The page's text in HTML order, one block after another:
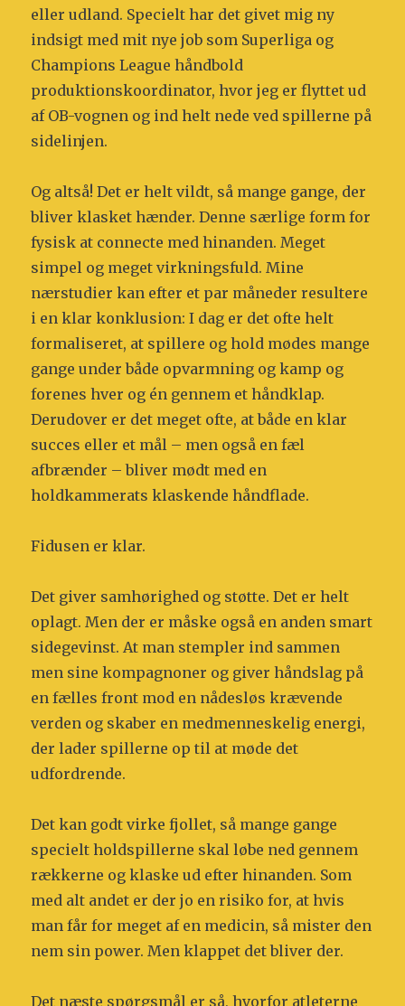
eller udland. Specielt har det givet mig ny
indsigt med mit nye job som Superliga og
Champions League håndbold
produktionskoordinator, hvor jeg er flyttet ud
af OB-vognen og ind helt nede ved spillerne på
sidelinjen.
Og altså! Det er helt vildt, så mange gange, der
bliver klasket hænder. Denne særlige form for
fysisk at connecte med hinanden. Meget
simpel og meget virkningsfuld. Mine
nærstudier kan efter et par måneder resultere
i en klar konklusion: I dag er det ofte helt
formaliseret, at spillere og hold mødes mange
gange under både opvarmning og kamp og
forenes hver og én gennem et håndklap.
Derudover er det meget ofte, at både en klar
succes eller et mål – men også en fæl
afbrænder – bliver mødt med en
holdkammerats klaskende håndflade.
Fidusen er klar.
Det giver samhørighed og støtte. Det er helt
oplagt. Men der er måske også en anden smart
sidegevinst. At man stempler ind sammen
men sine kompagnoner og giver håndslag på
en fælles front mod en nådesløs krævende
verden og skaber en medmenneskelig energi,
der lader spillerne op til at møde det
udfordrende.
Det kan godt virke fjollet, så mange gange
specielt holdspillerne skal løbe ned gennem
rækkerne og klaske ud efter hinanden. Som
med alt andet er der jo en risiko for, at hvis
man får for meget af en medicin, så mister den
nem sin power. Men klappet det bliver der.
Det næste spørgsmål er så, hvorfor atleterne